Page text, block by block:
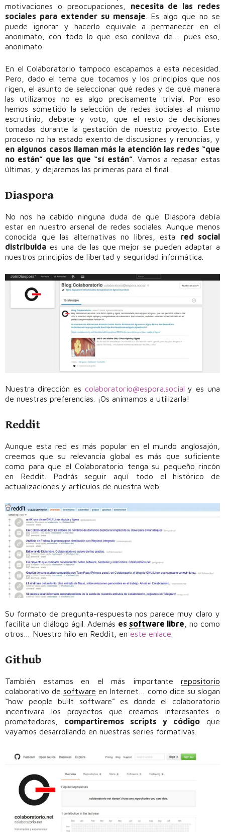
motivaciones o preocupaciones, necesita de las redes
sociales para extender su mensaje . Es algo que no se
puede ignorar y hacerlo equivale a permanecer en el
anonimato, con todo lo que eso conlleva de… pues eso,
anonimato.
En el Colaboratorio tampoco escapamos a esta necesidad.
Pero, dado el tema que tocamos y los principios que nos
rigen, el asunto de seleccionar qué redes y de qué manera
las utilizamos no es algo precisamente trivial. Por eso
hemos sometido la selección de redes sociales al mismo
escrutinio, debate y voto, que el resto de decisiones
tomadas durante la gestación de nuestro proyecto. Este
proceso no ha estado exento de discusiones y renuncias, y
en algunos casos llaman más la atención las redes “que
no están” que las que “sí están”. Vamos a repasar estas
últimas, y dejaremos las primeras para el final.
Diaspora
No nos ha cabido ninguna duda de que Diáspora debía
estar en nuestro arsenal de redes sociales. Aunque menos
conocida que las alternativas no libres, esta red social
distribuida es una de las que mejor se pueden adaptar a
nuestros principios de libertad y seguridad informática.
Nuestra dirección es colaboratorio@espora.social y es una
de nuestras preferencias. ¡Os animamos a utilizarla!
Reddit
Aunque esta red es más popular en el mundo anglosajón,
creemos que su relevancia global es más que suficiente
como para que el Colaboratorio tenga su pequeño rincón
en Reddit. Podrás seguir aquí todo el histórico de
actualizaciones y artículos de nuestra web.
Su formato de pregunta-respuesta nos parece muy claro y
facilita un diálogo ágil. Además es software libre , no como
otros… Nuestro hilo en Reddit, en este enlace
Github
También estamos en el más importante repositorio
colaborativo de software en Internet… como dice su slogan
“how people built software” es donde el colaboratorio
incentivará los proyectos que creamos interesantes o
prometedores, compartiremos scripts y código que
vayamos desarrollando en nuestras series formativas.